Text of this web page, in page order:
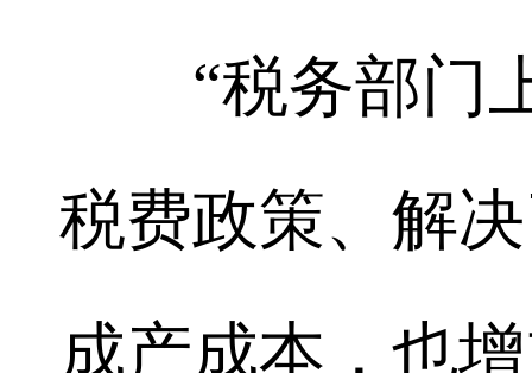
“税务部门上
税费政策、解
成产成本，也